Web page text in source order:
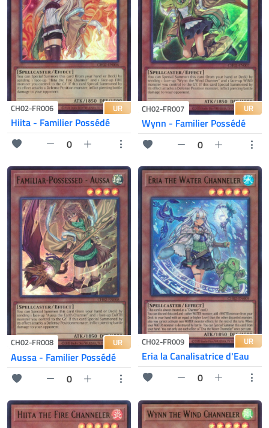
CH02-FR006 UR
Hiita - Familier Possédé
0
CH02-FR007 UR
Wynn - Familier Possédé
0
CH02-FR008 UR
Aussa - Familier Possédé
0
CH02-FR009 UR
Eria la Canalisatrice d'Eau
0